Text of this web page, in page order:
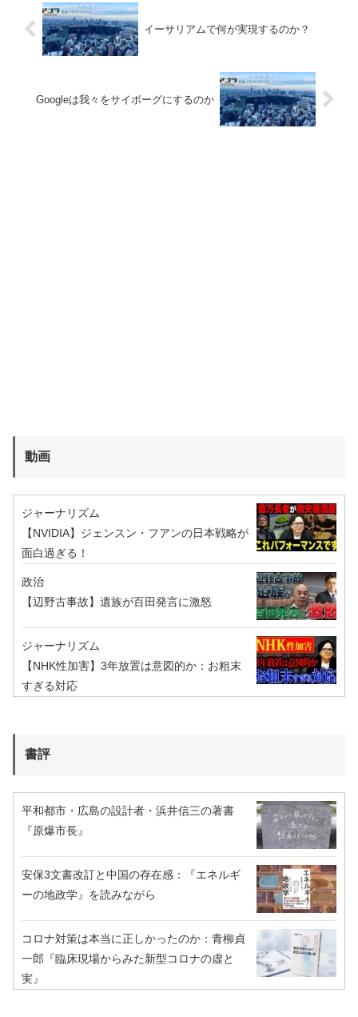
イーサリアムで何が実現するのか？
Googleは我々をサイボーグにするのか
動画
ジャーナリズム
【NVIDIA】ジェンスン・フアンの日本戦略が
面白過ぎる！
政治
【辺野古事故】遺族が百田発言に激怒
ジャーナリズム
【NHK性加害】3年放置は意図的か：お粗末
すぎる対応
書評
平和都市・広島の設計者・浜井信三の著書
『原爆市長』
安保3文書改訂と中国の存在感：『エネルギ
ーの地政学』を読みながら
コロナ対策は本当に正しかったのか：青柳貞
一郎『臨床現場からみた新型コロナの虚と
実』